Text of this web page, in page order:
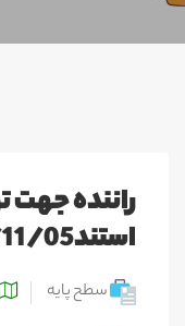
راننده جهت
استند1403/11/05
سطح پایه